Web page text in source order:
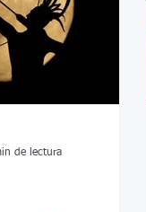
inspiran
de lectura